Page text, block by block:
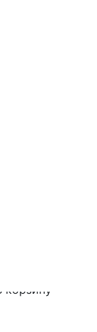
корзину